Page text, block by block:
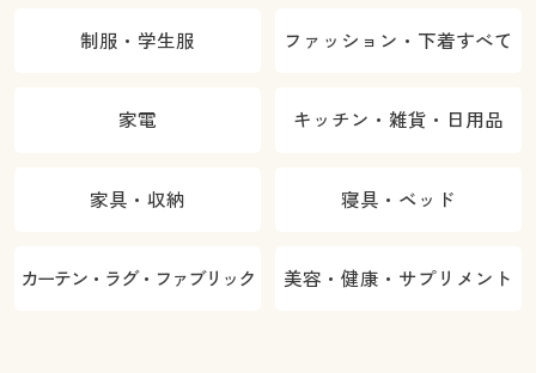
制服・学生服 ファッション・下着すべて
家電 キッチン・雑貨・日用品
家具・収納 寝具・ベッド
カーテン・ラグ・ファブリック 美容・健康・サプリメント